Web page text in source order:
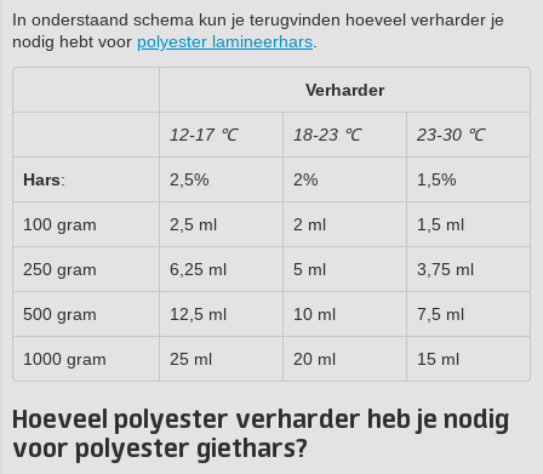
In onderstaand schema kun je terugvinden hoeveel verharder je
nodig hebt voor polyester lamineerhars
Verharder
12-17 ℃ 18-23 ℃ 23-30 ℃
Hars: 2,5% 2% 1,5%
100 gram 2,5 ml 2 ml 1,5 ml
250 gram 6,25 ml 5 ml 3,75 ml
500 gram 12,5 ml 10 ml 7,5 ml
1000 gram 25 ml 20 ml 15 ml
Hoeveel polyester verharder heb je nodig
voor polyester giethars?